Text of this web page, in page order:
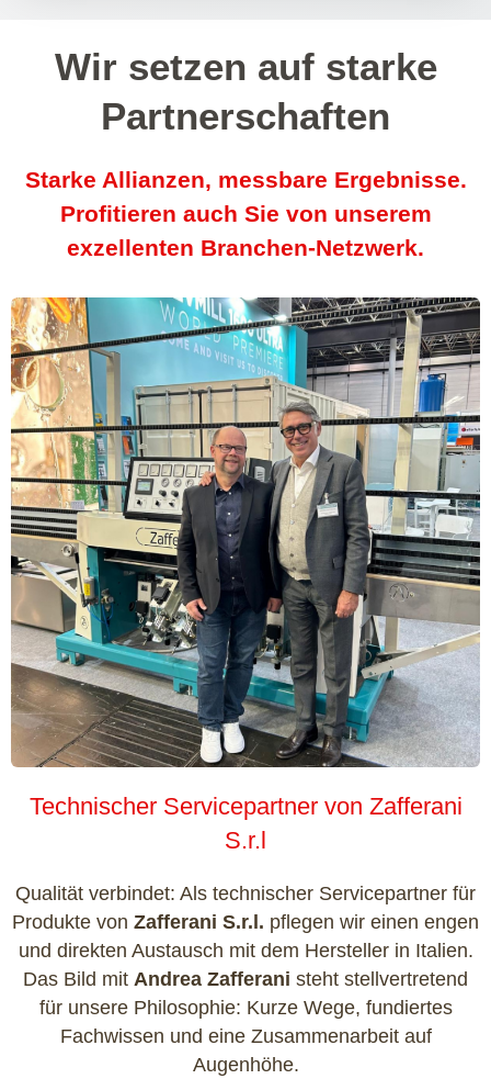
Wir setzen auf starke
Partnerschaften
Starke Allianzen, messbare Ergebnisse.
Profitieren auch Sie von unserem
exzellenten Branchen-Netzwerk.
Technischer Servicepartner von Zafferani
S.r.l
Qualität verbindet: Als technischer Servicepartner für
Produkte von Zafferani S.r.l. pflegen wir einen engen
und direkten Austausch mit dem Hersteller in Italien.
Das Bild mit Andrea Zafferani steht stellvertretend
für unsere Philosophie: Kurze Wege, fundiertes
Fachwissen und eine Zusammenarbeit auf
Augenhöhe.